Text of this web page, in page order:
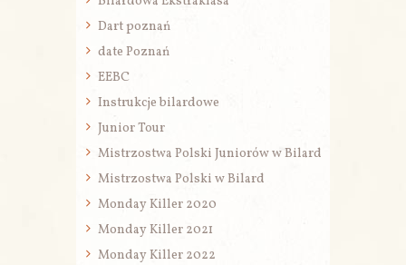
Dart poznań
date Poznań
EEBC
Instrukcje bilardowe
Junior Tour
Mistrzostwa Polski Juniorów w Bilard
Mistrzostwa Polski w Bilard
Monday Killer 2020
Monday Killer 2021
Monday Killer 2022